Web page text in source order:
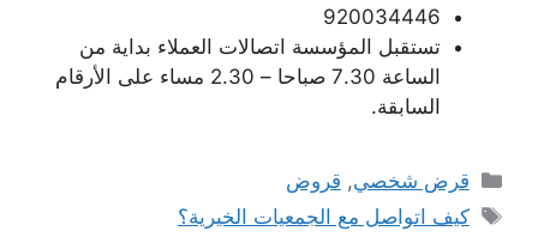
920034446
تستقبل المؤسسة اتصالات العملاء بداية من
الساعة 7.30 صباحا – 2.30 مساء على الأرقام
السابقة.
التصنيفات
قرض شخصي, قروض
الوسوم
كيف اتواصل مع الجمعيات الخيرية؟